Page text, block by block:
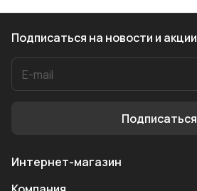
Подписаться на новости и акции
Подписаться
Интернет-магазин